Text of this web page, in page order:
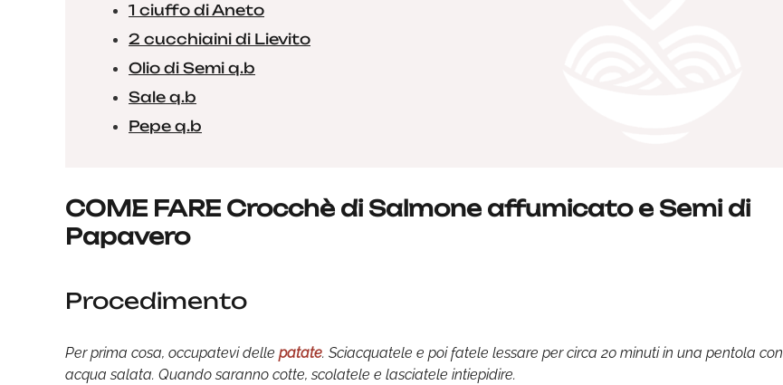
1 ciuffo di Aneto
2 cucchiaini di Lievito
Olio di Semi q.b
Sale q.b
Pepe q.b
COME FARE Crocchè di Salmone affumicato e Semi di
Papavero
Procedimento
Per prima cosa, occupatevi delle patate. Sciacquatele e poi fatele lessare per circa 20 minuti in una pentola con
acqua salata. Quando saranno cotte, scolatele e lasciatele intiepidire.